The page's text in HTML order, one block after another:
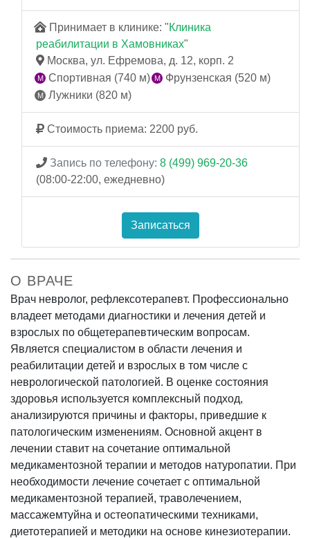
Принимает в клинике: "Клиника
реабилитации в Хамовниках"
Москва, ул. Ефремова, д. 12, корп. 2
Спортивная (740 м)
Фрунзенская (520 м)
Лужники (820 м)
Стоимость приема: 2200 руб.
Запись по телефону: 8 (499) 969-20-36
(08:00-22:00, ежедневно)
Записаться
О ВРАЧЕ
Врач невролог, рефлексотерапевт. Профессионально
владеет методами диагностики и лечения детей и
взрослых по общетерапевтическим вопросам.
Является специалистом в области лечения и
реабилитации детей и взрослых в том числе с
неврологической патологией. В оценке состояния
здоровья используется комплексный подход,
анализируются причины и факторы, приведшие к
патологическим изменениям. Основной акцент в
лечении ставит на сочетание оптимальной
медикаментозной терапии и методов натуропатии. При
необходимости лечение сочетает с оптимальной
медикаментозной терапией, траволечением,
массажемтуйна и остеопатическими техниками,
диетотерапией и методики на основе кинезиотерапии.